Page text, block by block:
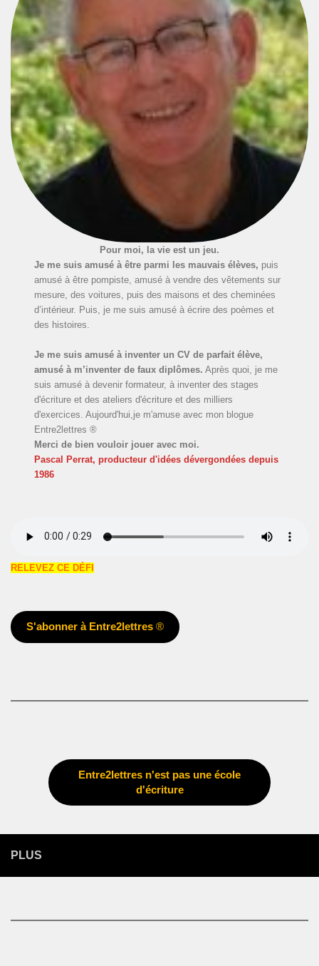
Pour moi, la vie est un jeu.
Je me suis amusé à être parmi les mauvais élèves, puis
amusé à être pompiste, amusé à vendre des vêtements sur
mesure, des voitures, puis des maisons et des cheminées
d’intérieur. Puis, je me suis amusé à écrire des poèmes et
des histoires.
Je me suis amusé à inventer un CV de parfait élève,
amusé à m’inventer de faux diplômes. Après quoi, je me
suis amusé à devenir formateur, à inventer des stages
d'écriture et des ateliers d'écriture et des milliers
d'exercices. Aujourd'hui,je m'amuse avec mon blogue
Entre2lettres ®
Merci de bien vouloir jouer avec moi.
Pascal Perrat, producteur d'idées dévergondées depuis
1986
RELEVEZ CE DÉFI
S'abonner à Entre2lettres®
Entre2lettres n'est pas une école
d'écriture
PLUS